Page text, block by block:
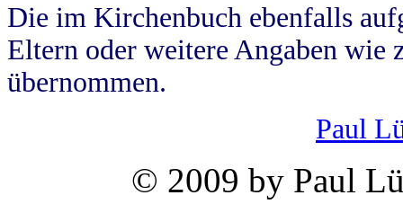
Die im Kirchenbuch ebenfalls
Eltern oder weitere Angaben wie
übernommen.
Paul
© 2009 by Paul